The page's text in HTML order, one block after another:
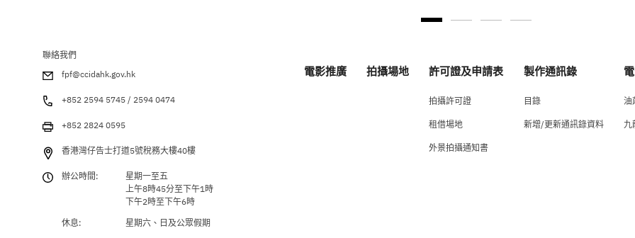
聯絡我們
fpf@ccidahk.gov.hk
+852 2594 5745 / 2594 0474
+852 2824 0595
香港灣仔告士打道5號稅務大樓40樓
辦公時間:
星期一至五
上午8時45分至下午1時
下午2時至下午6時
休息:
星期六、日及公眾假期
電影推廣 拍攝場地 許可證及申請表
拍攝許可證
租借場地
外景拍攝通知書
製作通訊錄
目錄
新增/更新通訊錄資料
油
九